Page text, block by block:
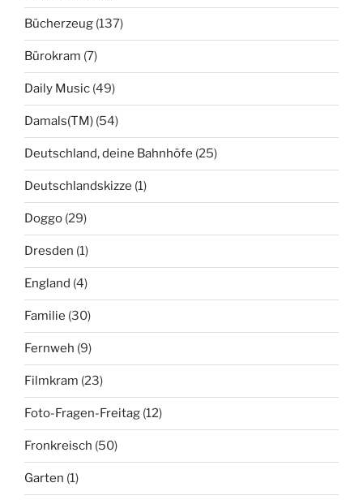
Bücherzeug (137)
Bürokram (7)
Daily Music (49)
Damals(TM) (54)
Deutschland, deine Bahnhöfe (25)
Deutschlandskizze (1)
Doggo (29)
Dresden (1)
England (4)
Familie (30)
Fernweh (9)
Filmkram (23)
Foto-Fragen-Freitag (12)
Fronkreisch (50)
Garten (1)